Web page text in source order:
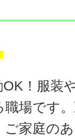
！服装
職場です
家庭の